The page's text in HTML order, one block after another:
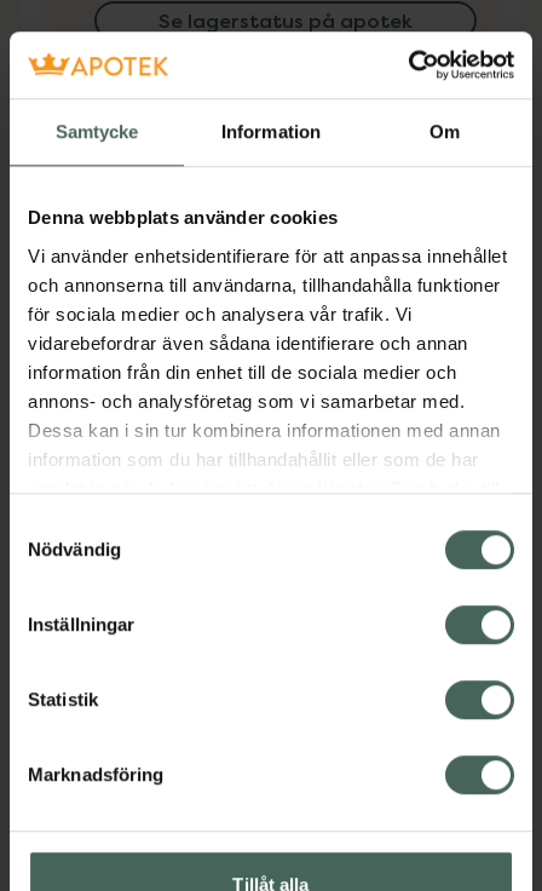
Samtycke Information Om
Denna webbplats använder cookies
Vi använder enhetsidentifierare för att anpassa innehållet
och annonserna till användarna, tillhandahålla funktioner
för sociala medier och analysera vår trafik. Vi
vidarebefordrar även sådana identifierare och annan
information från din enhet till de sociala medier och
annons- och analysföretag som vi samarbetar med.
Dessa kan i sin tur kombinera informationen med annan
information som du har tillhandahållit eller som de har
samlat in när du har använt deras tjänster. Samtycke till
återkalla ditt samtycke via webbplatsens
cookieinställningar. Ett återkallat samtycke påverkar inte
lagligheten av behandling som skett innan återkallelsen.
Nödvändig
Inställningar
Statistik
Marknadsföring
Tillåt alla
Se lagerstatus på apotek
Få mejl när varan finns i lager online
Din e-postadress
Jag accepterar villkoren
Spara
Aktuella erbjudanden
Beskrivning Dölj
Jämförpris 29,19 kr/st
Kronans Apotek finns här för dig. Du hittar oss från Skåne i
datorn. Oavsett vem du är så är det vårt uppdrag att
hjälpa just dig att må lite bättre. Välkommen att prata